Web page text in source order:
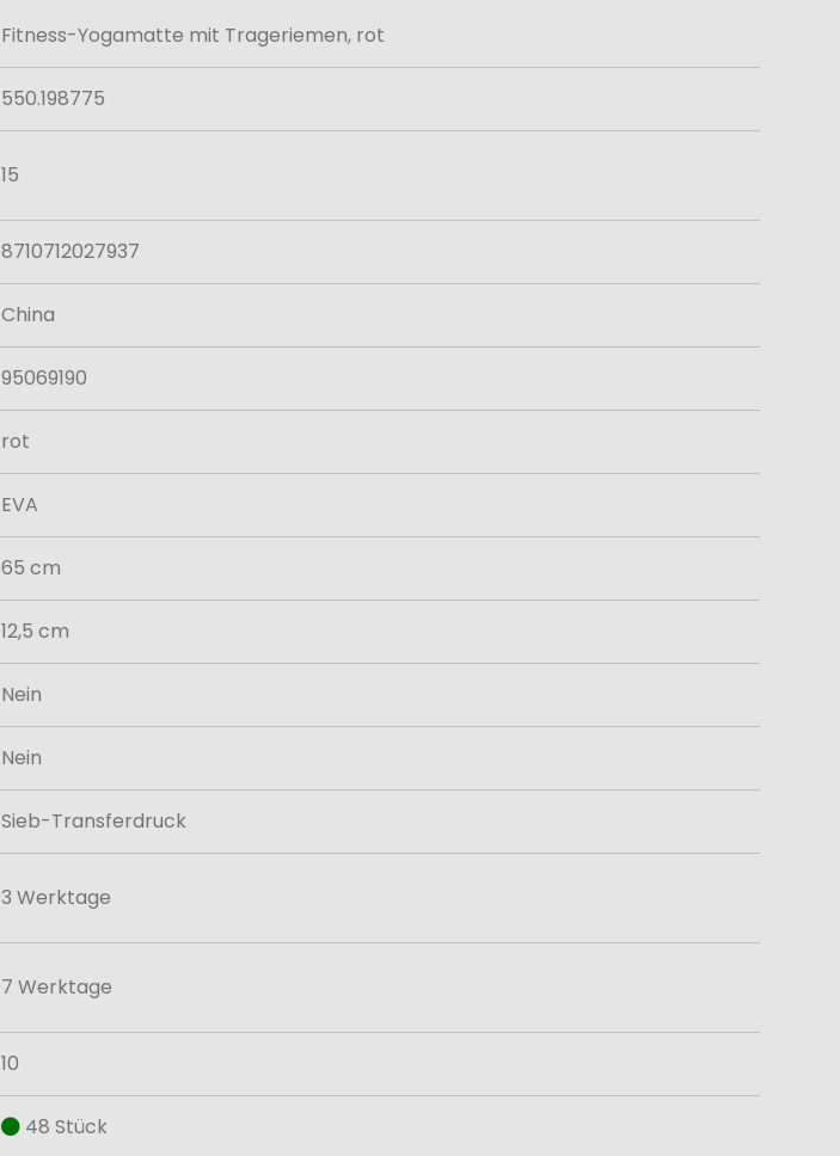
Fitness-Yogamatte mit Trageriemen, rot
550.198775
15
8710712027937
China
95069190
rot
EVA
65 cm
12,5 cm
Nein
Nein
Sieb-Transferdruck
3 Werktage
7 Werktage
10
48 Stück